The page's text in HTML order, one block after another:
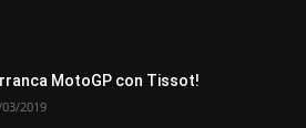
Premios Secciones
MotoGP con Tissot!
2019